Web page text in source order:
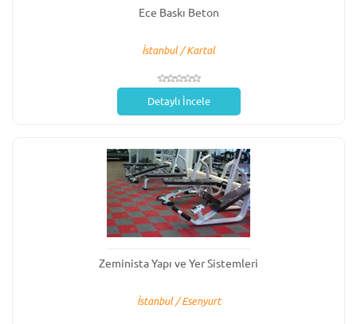
Ece Baskı Beton
İstanbul / Kartal
Detaylı İncele
Zeminista Yapı ve Yer Sistemleri
İstanbul / Esenyurt